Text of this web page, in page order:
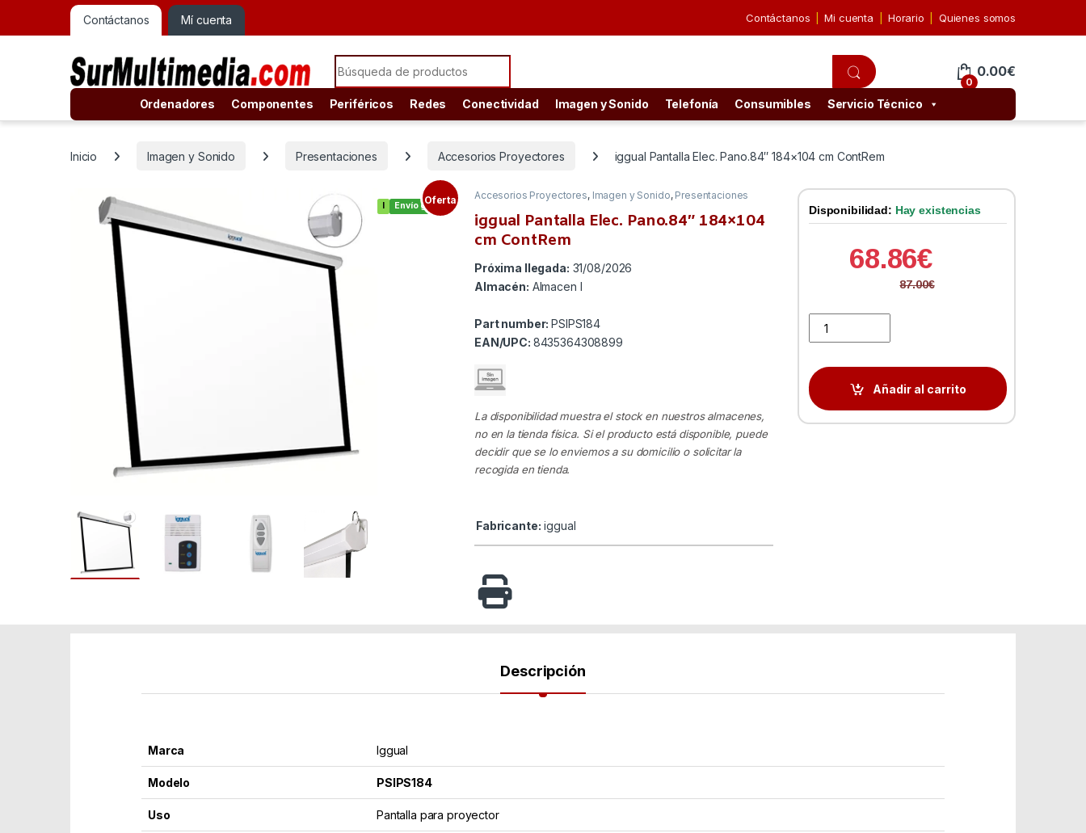
Contáctanos Mí cuenta Contáctanos Mi cuenta Horario Quienes somos
Search for:
0
0.00€
Ordenadores Componentes Periféricos Redes Conectividad Imagen y Sonido Telefonía Consumibles Servicio Técnico
Inicio Imagen y Sonido Presentaciones Accesorios Proyectores iggual Pantalla Elec. Pano.84″ 184×104 cm ContRem
Envío gratis
Oferta Accesorios Proyectores, Imagen y Sonido, Presentaciones
iggual Pantalla Elec. Pano.84″ 184×104
cm ContRem
Próxima llegada: 31/08/2026
Almacén: Almacen I
Part number:PSIPS184
EAN/UPC: 8435364308899
La disponibilidad muestra el stock en nuestros almacenes,
no en la tienda física. Si el producto está disponible, puede
decidir que se lo enviemos a su domicilio o solicitar la
recogida en tienda.
Fabricante: iggual
Disponibilidad: Hay existencias
68.86€
87.00€
Añadir al carrito
Descripción
Marca Iggual
Modelo PSIPS184
Uso Pantalla para proyector